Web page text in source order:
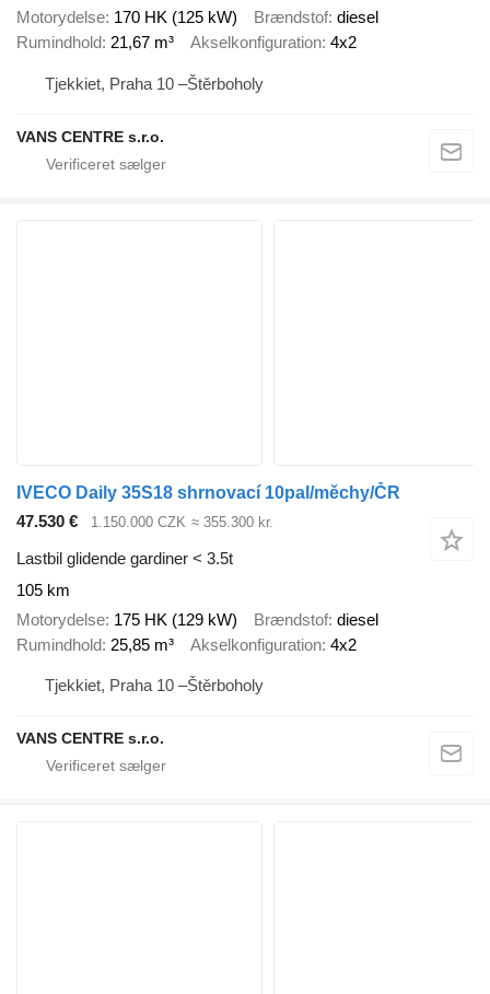
Motorydelse 170 HK (125 kW) Brændstof diesel
Rumindhold 21,67 m³ Akselkonfiguration 4x2
Tjekkiet, Praha 10 –Štěrboholy
VANS CENTRE s.r.o.
IVECO Daily 35S18 shrnovací 10pal/měchy/ČR
47.530 €
1.150.000 CZK ≈ 355.300 kr.
Lastbil glidende gardiner < 3.5t
105 km
Motorydelse 175 HK (129 kW) Brændstof diesel
Rumindhold 25,85 m³ Akselkonfiguration 4x2
Tjekkiet, Praha 10 –Štěrboholy
VANS CENTRE s.r.o.